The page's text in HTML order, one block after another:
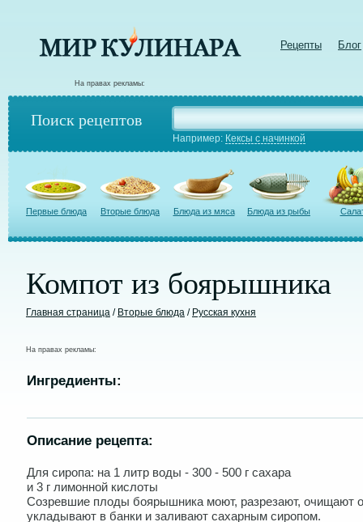
Рецепты Блог
На правах рекламы:
Поиск рецептов
Например: Кексы с начинкой
Первые блюда Вторые блюда Блюда из мяса Блюда из рыбы
Компот из боярышника
Главная страница / Вторые блюда / Русская кухня
На правах рекламы:
Ингредиенты:
Описание рецепта:
Для сиропа: на 1 литр воды - 300 - 500 г сахара
и 3 г лимонной кислоты
Созревшие плоды боярышника моют, разрезают, очищают
укладывают в банки и заливают сахарным сиропом.